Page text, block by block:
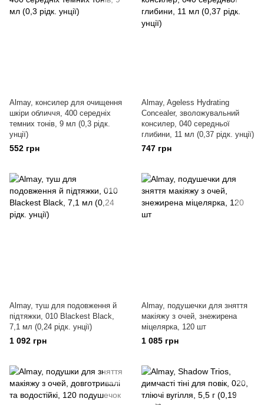
Almay, консилер для очищення
шкіри обличчя, 400 середніх
темних тонів, 9 мл (0,3 рідк.
унції)
552 грн
Almay, Ageless Hydrating
Concealer, зволожувальний
консилер, 040 середньої
глибини, 11 мл (0,37 рідк. унції)
747 грн
Almay, туш для подовження й
підтяжки, 010 Blackest Black,
7,1 мл (0,24 рідк. унції)
1 092 грн
Almay, подушечки для зняття
макіяжу з очей, знежирена
міцелярка, 120 шт
1 085 грн